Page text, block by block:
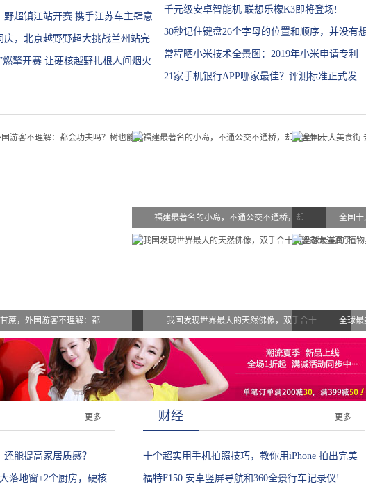
野超镇江站开赛 携手江苏车主肆意
庆，北京越野野超大挑战兰州站完
燃擎开赛 让硬核越野扎根人间烟火
千元级安卓智能机 联想乐檬K3即将登场!
30秒记住键盘26个字母的位置和顺序，并没有
象的那么难，看我的!
常程晒小米技术全景图：2019年小米申请专利
33000件!
21家手机银行APP哪家最佳？评测标准正式发
蔗，外国游客不理解：都
福建最著名的小岛，不通公交不通桥，却
我国发现世界最大的天然佛像，双手合十
全国十
全球最
更多
能提高家居质感？
落地窗+2个厨房，硬核
财经 更多
十个超实用手机拍照技巧，教你用iPhone 拍出完美
照片!
福特F150 安卓竖屏导航和360全景行车记录仪!